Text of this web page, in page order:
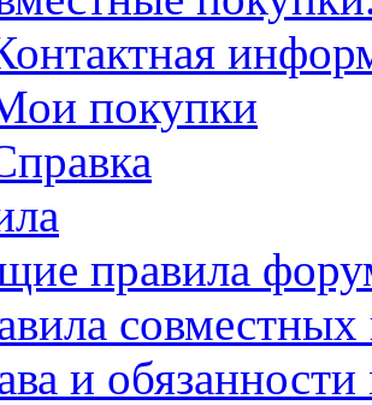
покупки
правила
совместных
и